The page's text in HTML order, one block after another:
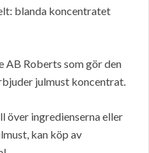
blanda koncentratet
AB Roberts som gör den
julmust koncentrat.
över ingredienserna eller
kan köp av